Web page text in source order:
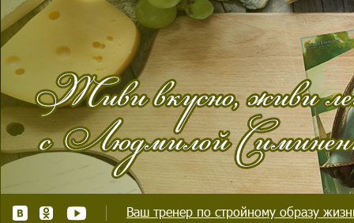
Ваш тренер по стройному образу